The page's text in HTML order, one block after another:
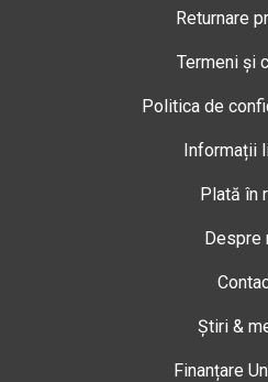
Returnare
Termeni și
Politica de
Informații
Plată în
Despre
Știri &
Finanțare